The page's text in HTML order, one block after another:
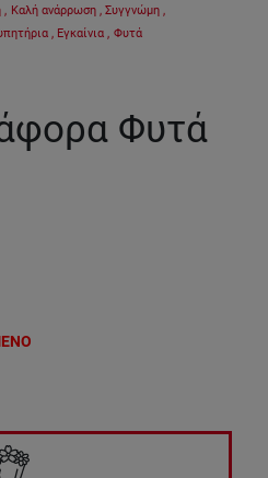
, Καλή ανάρρωση , Συγγνώμη ,
, Εγκαίνια , Φυτά
Φυτά